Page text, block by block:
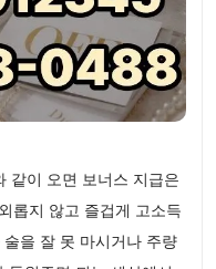
같이 오면 보너스 지급은
롭지 않고 즐겁게 고소득
을 잘 못 마시거나 주량